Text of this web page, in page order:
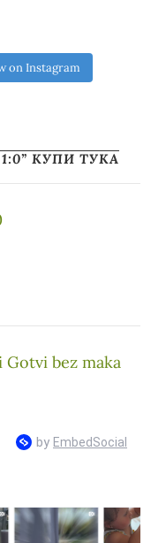
on Instagram
КУПИ ТУКА